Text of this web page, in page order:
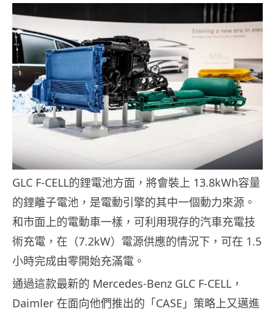
GLC F-CELL的鋰電池方面，將會裝上 13.8kWh容量
的鋰離子電池，是電動引擎的其中一個動力來源。
和市面上的電動車一樣，可利用現存的汽車充電技
術充電，在（7.2kW）電源供應的情況下，可在 1.5
小時完成由零開始充滿電。
通過這款最新的 Mercedes-Benz GLC F-CELL，
Daimler 在面向他們推出的「CASE」策略上又邁進